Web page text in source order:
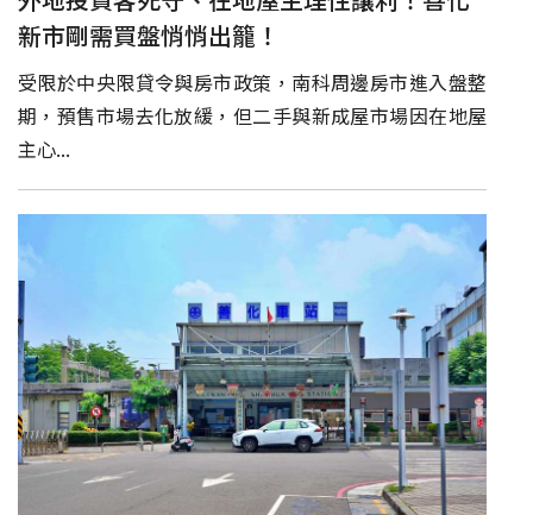
新市剛需買盤悄悄出籠！
受限於中央限貸令與房市政策，南科周邊房市進入盤整
期，預售市場去化放緩，但二手與新成屋市場因在地屋
主心...